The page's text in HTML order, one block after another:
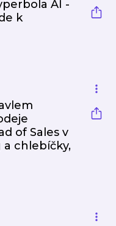
AI -
k
of Sales v
a chlebíčky,